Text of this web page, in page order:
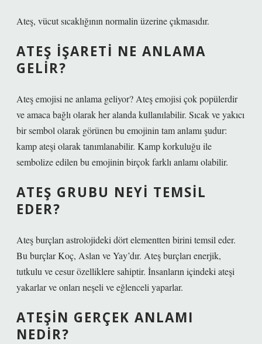
Ateş, vücut sıcaklığının normalin üzerine çıkmasıdır.
ATEŞ IŞARETI NE ANLAMA
GELIR?
Ateş emojisi ne anlama geliyor? Ateş emojisi çok popülerdir
ve amaca bağlı olarak her alanda kullanılabilir. Sıcak ve yakıcı
bir sembol olarak görünen bu emojinin tam anlamı şudur:
kamp ateşi olarak tanımlanabilir. Kamp korkuluğu ile
sembolize edilen bu emojinin birçok farklı anlamı olabilir.
ATEŞ GRUBU NEYI TEMSIL
EDER?
Ateş burçları astrolojideki dört elementten birini temsil eder.
Bu burçlar Koç, Aslan ve Yay’dır. Ateş burçları enerjik,
tutkulu ve cesur özelliklere sahiptir. İnsanların içindeki ateşi
yakarlar ve onları neşeli ve eğlenceli yaparlar.
ATEŞIN GERÇEK ANLAMI
NEDIR?